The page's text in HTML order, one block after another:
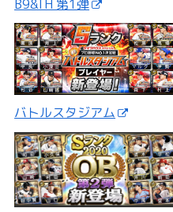
B9&TH 第1弾
バトルスタジアム